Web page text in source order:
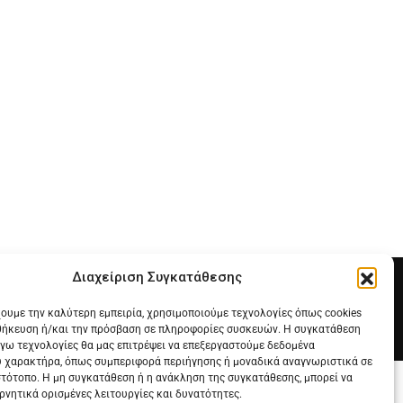
Διαχείριση Συγκατάθεσης
την καλύτερη εμπειρία, χρησιμοποιούμε τεχνολογίες όπως cookies
ή/και την πρόσβαση σε πληροφορίες συσκευών. Η συγκατάθεση
τεχνολογίες θα μας επιτρέψει να επεξεργαστούμε δεδομένα
όπως συμπεριφορά περιήγησης ή μοναδικά αναγνωριστικά σε
Η μη συγκατάθεση ή η ανάκληση της συγκατάθεσης, μπορεί να
ορισμένες λειτουργίες και δυνατότητες.